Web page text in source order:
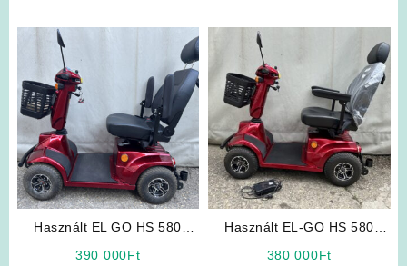
Használt EL GO HS 580
390 000Ft
Használt EL-GO HS 580
380 000Ft